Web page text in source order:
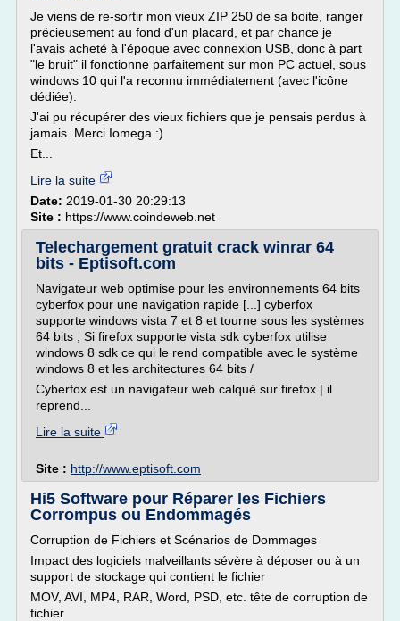
Je viens de re-sortir mon vieux ZIP 250 de sa boite, ranger
précieusement au fond d'un placard, et par chance je
l'avais acheté à l'époque avec connexion USB, donc à part
"le bruit" il fonctionne parfaitement sur mon PC actuel, sous
windows 10 qui l'a reconnu immédiatement (avec l'icône
dédiée).
J'ai pu récupérer des vieux fichiers que je pensais perdus à
jamais. Merci Iomega :)
Et...
Lire la suite
Date: 2019-01-30 20:29:13
Site : https://www.coindeweb.net
Telechargement gratuit crack winrar 64
bits - Eptisoft.com
Navigateur web optimise pour les environnements 64 bits
cyberfox pour une navigation rapide [...] cyberfox
supporte windows vista 7 et 8 et tourne sous les systèmes
64 bits , Si firefox supporte vista sdk cyberfox utilise
windows 8 sdk ce qui le rend compatible avec le système
windows 8 et les architectures 64 bits /
Cyberfox est un navigateur web calqué sur firefox | il
reprend...
Lire la suite
Site : http://www.eptisoft.com
Hi5 Software pour Réparer les Fichiers
Corrompus ou Endommagés
Corruption de Fichiers et Scénarios de Dommages
Impact des logiciels malveillants sévère à déposer ou à un
support de stockage qui contient le fichier
MOV, AVI, MP4, RAR, Word, PSD, etc. tête de corruption de
fichier